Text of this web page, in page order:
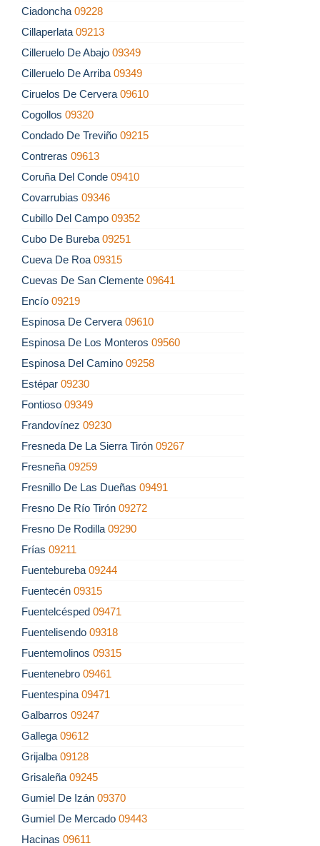
Ciadoncha 09228
Cillaperlata 09213
Cilleruelo De Abajo 09349
Cilleruelo De Arriba 09349
Ciruelos De Cervera 09610
Cogollos 09320
Condado De Treviño 09215
Contreras 09613
Coruña Del Conde 09410
Covarrubias 09346
Cubillo Del Campo 09352
Cubo De Bureba 09251
Cueva De Roa 09315
Cuevas De San Clemente 09641
Encío 09219
Espinosa De Cervera 09610
Espinosa De Los Monteros 09560
Espinosa Del Camino 09258
Estépar 09230
Fontioso 09349
Frandovínez 09230
Fresneda De La Sierra Tirón 09267
Fresneña 09259
Fresnillo De Las Dueñas 09491
Fresno De Río Tirón 09272
Fresno De Rodilla 09290
Frías 09211
Fuentebureba 09244
Fuentecén 09315
Fuentelcésped 09471
Fuentelisendo 09318
Fuentemolinos 09315
Fuentenebro 09461
Fuentespina 09471
Galbarros 09247
Gallega 09612
Grijalba 09128
Grisaleña 09245
Gumiel De Izán 09370
Gumiel De Mercado 09443
Hacinas 09611